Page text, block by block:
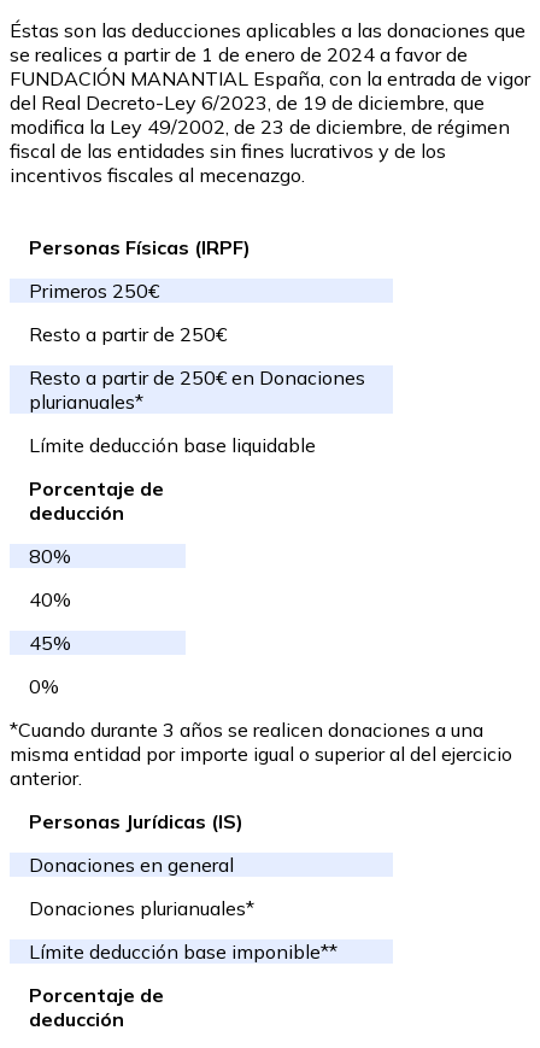
Éstas son las deducciones aplicables a las donaciones que
se realices a partir de 1 de enero de 2024 a favor de
FUNDACIÓN MANANTIAL España, con la entrada de vigor
del Real Decreto-Ley 6/2023, de 19 de diciembre, que
modifica la Ley 49/2002, de 23 de diciembre, de régimen
fiscal de las entidades sin fines lucrativos y de los
incentivos fiscales al mecenazgo.
Personas Físicas (IRPF)
Primeros 250€
Resto a partir de 250€
Resto a partir de 250€ en Donaciones
plurianuales*
Límite deducción base liquidable
Porcentaje de
deducción
80%
40%
45%
0%
*Cuando durante 3 años se realicen donaciones a una
misma entidad por importe igual o superior al del ejercicio
anterior.
Personas Jurídicas (IS)
Donaciones en general
Donaciones plurianuales*
Límite deducción base imponible**
Porcentaje de
deducción